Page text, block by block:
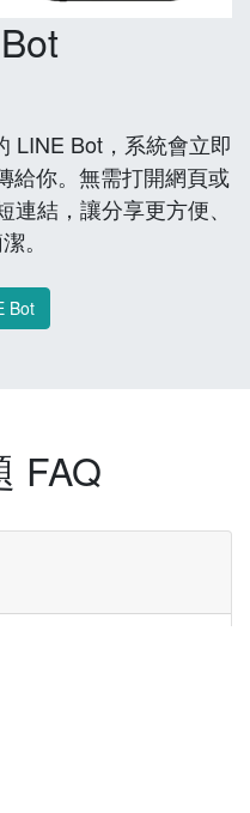
LINE Bot，系統會立即
給你。無需打開網頁或
結，讓分享更方便、
。
Bot
FAQ